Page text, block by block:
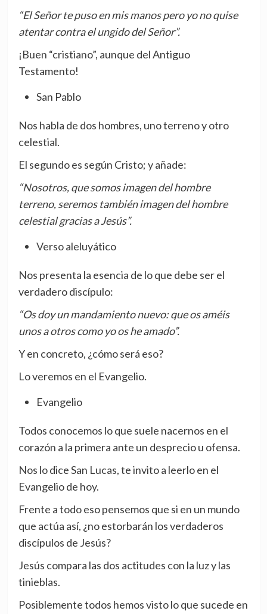
“El Señor te puso en mis manos pero yo no quise
atentar contra el ungido del Señor”.
¡Buen “cristiano”, aunque del Antiguo
Testamento!
San Pablo
Nos habla de dos hombres, uno terreno y otro
celestial.
El segundo es según Cristo; y añade:
“Nosotros, que somos imagen del hombre
terreno, seremos también imagen del hombre
celestial gracias a Jesús”.
Verso aleluyático
Nos presenta la esencia de lo que debe ser el
verdadero discípulo:
“Os doy un mandamiento nuevo: que os améis
unos a otros como yo os he amado”.
Y en concreto, ¿cómo será eso?
Lo veremos en el Evangelio.
Evangelio
Todos conocemos lo que suele nacernos en el
corazón a la primera ante un desprecio u ofensa.
Nos lo dice San Lucas, te invito a leerlo en el
Evangelio de hoy.
Frente a todo eso pensemos que si en un mundo
que actúa así, ¿no estorbarán los verdaderos
discípulos de Jesús?
Jesús compara las dos actitudes con la luz y las
tinieblas.
Posiblemente todos hemos visto lo que sucede en